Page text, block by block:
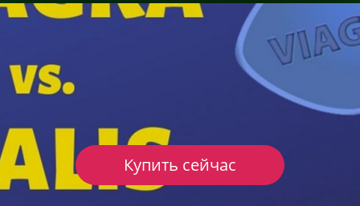
Купить сейчас